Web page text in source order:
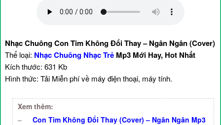
Nhạc Chuông Con Tim Không Đổi Thay – Ngân Ngân (Cover)
Thể loại: Nhạc Chuông Nhạc Trẻ Mp3 Mới Hay, Hot Nhất
Kích thước: 631 Kb
Hình thức: Tải Miễn phí về máy điện thoại, máy tính.
Xem thêm:
–
Con Tim Không Đổi Thay (Cover) – Ngân Ngân Mp3